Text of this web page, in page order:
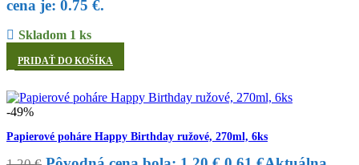
cena je: 0.75 €.
Skladom 1 ks
PRIDAŤ DO KOŠÍKA
-49%
Papierové poháre Happy Birthday ružové, 270ml, 6ks